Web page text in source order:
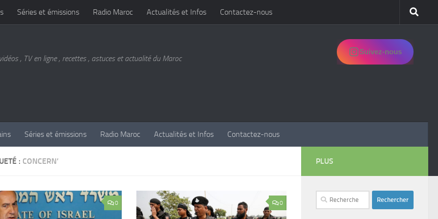
Séries et émissions Radio Maroc Actualités et Infos Contactez-nous
, TV en ligne , recettes , astuces et actualité du Maroc
Suivez-nous
Séries et émissions Radio Maroc Actualités et Infos Contactez-nous
: CONCERN’
0 0
PLUS
Rechercher :